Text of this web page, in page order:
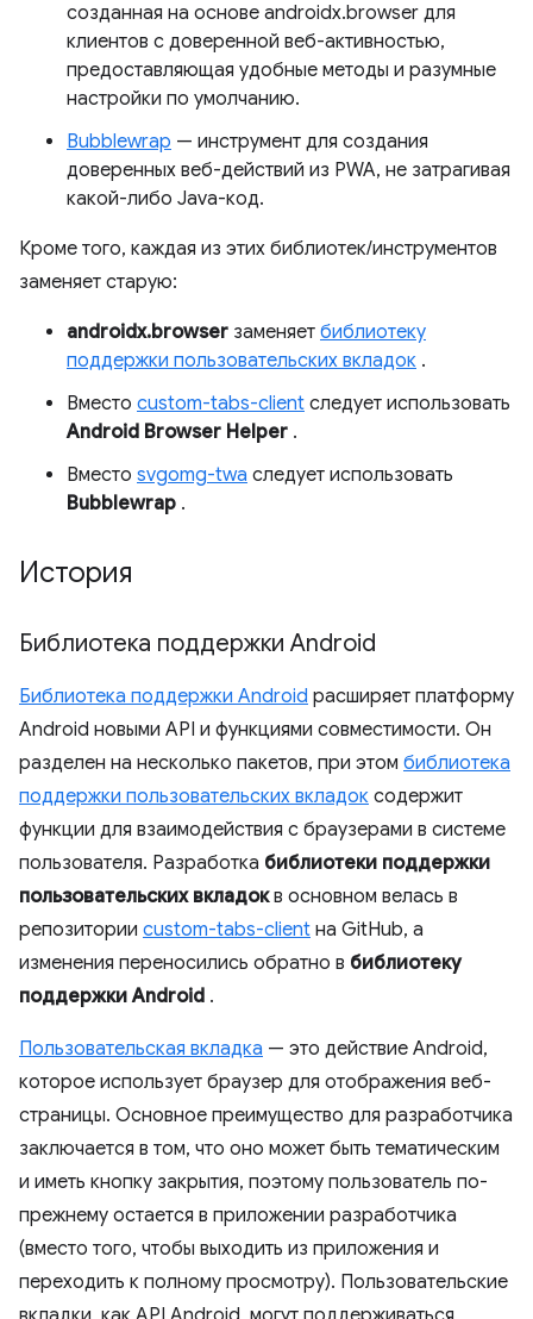
созданная на основе androidx.browser для
клиентов с доверенной веб-активностью,
предоставляющая удобные методы и разумные
настройки по умолчанию.
Bubblewrap — инструмент для создания
доверенных веб-действий из PWA, не затрагивая
какой-либо Java-код.
Кроме того, каждая из этих библиотек/инструментов
заменяет старую:
androidx.browser заменяет библиотеку
поддержки пользовательских вкладок .
Вместо custom-tabs-client следует использовать
Android Browser Helper .
Вместо svgomg-twa следует использовать
Bubblewrap .
История
Библиотека поддержки Android
Библиотека поддержки Android расширяет платформу
Android новыми API и функциями совместимости. Он
разделен на несколько пакетов, при этом библиотека
поддержки пользовательских вкладок содержит
функции для взаимодействия с браузерами в системе
пользователя. Разработка библиотеки поддержки
пользовательских вкладокв основном велась в
репозитории custom-tabs-client на GitHub, а
изменения переносились обратно в библиотеку
поддержки Android .
Пользовательская вкладка — это действие Android,
которое использует браузер для отображения веб-
страницы. Основное преимущество для разработчика
заключается в том, что оно может быть тематическим
и иметь кнопку закрытия, поэтому пользователь по-
прежнему остается в приложении разработчика
(вместо того, чтобы выходить из приложения и
переходить к полному просмотру). Пользовательские